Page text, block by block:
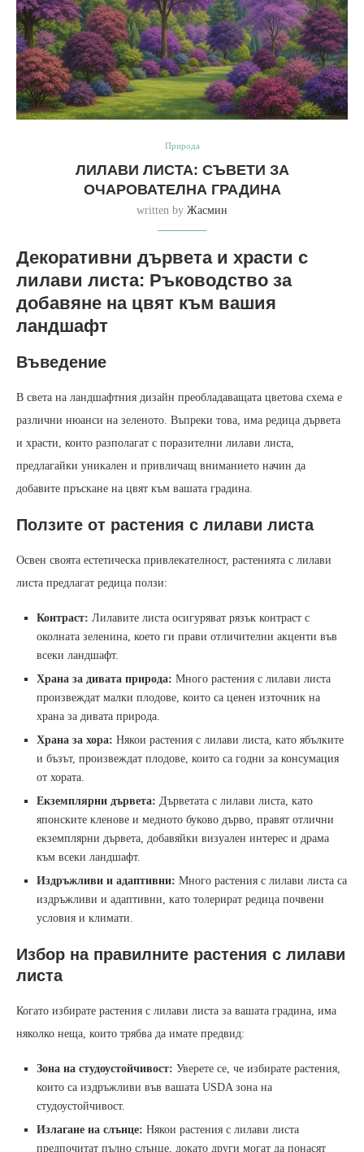
Природа
ЛИЛАВИ ЛИСТА: СЪВЕТИ ЗА
ОЧАРОВАТЕЛНА ГРАДИНА
written by Жасмин
Декоративни дървета и храсти с
лилави листа: Ръководство за
добавяне на цвят към вашия
ландшафт
Въведение
В света на ландшафтния дизайн преобладаващата цветова схема е
различни нюанси на зеленото. Въпреки това, има редица дървета
и храсти, които разполагат с поразителни лилави листа,
предлагайки уникален и привличащ вниманието начин да
добавите пръскане на цвят към вашата градина.
Ползите от растения с лилави листа
Освен своята естетическа привлекателност, растенията с лилави
листа предлагат редица ползи:
Контраст: Лилавите листа осигуряват рязък контраст с
околната зеленина, което ги прави отличителни акценти във
всеки ландшафт.
Храна за дивата природа: Много растения с лилави листа
произвеждат малки плодове, които са ценен източник на
храна за дивата природа.
Храна за хора: Някои растения с лилави листа, като ябълките
и бъзът, произвеждат плодове, които са годни за консумация
от хората.
Екземплярни дървета: Дърветата с лилави листа, като
японските кленове и медното буково дърво, правят отлични
екземплярни дървета, добавяйки визуален интерес и драма
към всеки ландшафт.
Издръжливи и адаптивни: Много растения с лилави листа са
издръжливи и адаптивни, като толерират редица почвени
условия и климати.
Избор на правилните растения с лилави
листа
Когато избирате растения с лилави листа за вашата градина, има
няколко неща, които трябва да имате предвид:
Зона на студоустойчивост: Уверете се, че избирате растения,
които са издръжливи във вашата USDA зона на
студоустойчивост.
Излагане на слънце: Някои растения с лилави листа
предпочитат пълно слънце, докато други могат да понасят